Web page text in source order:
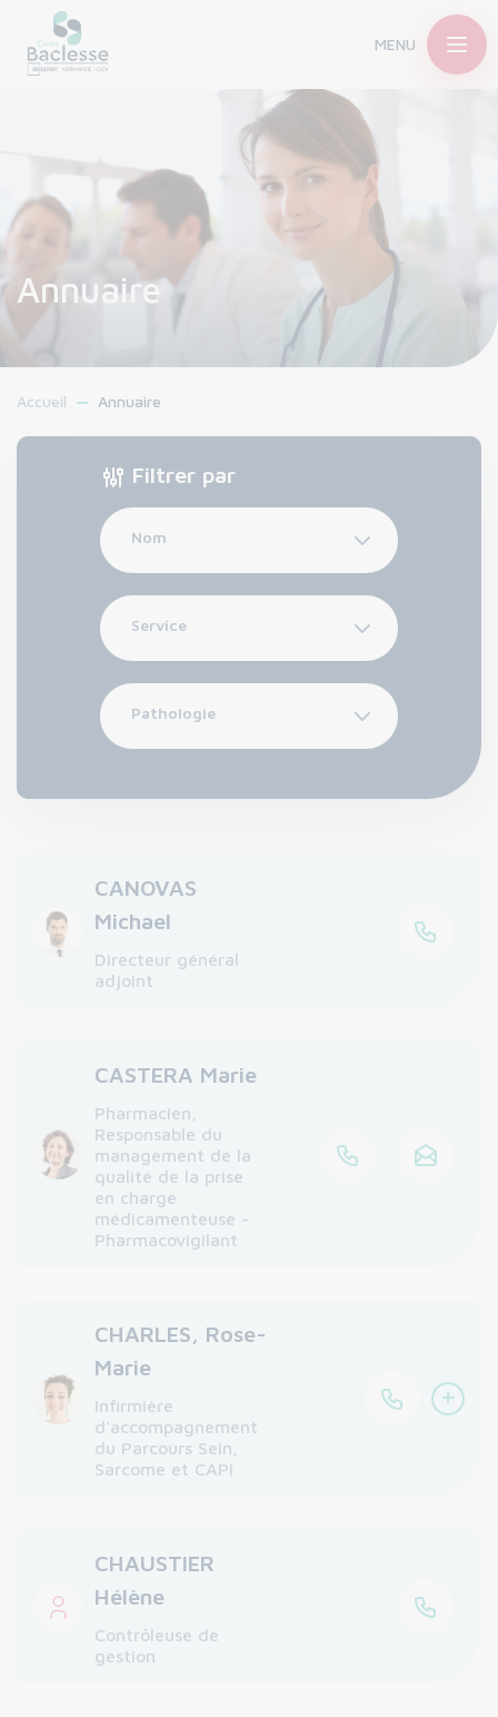
MENU
Annuaire
Accueil Annuaire
Filtrer par
Nom
Service
Pathologie
CANOVAS
Michael
Directeur général
adjoint
CASTERA Marie
Pharmacien,
Responsable du
management de la
qualité de la prise
en charge
médicamenteuse -
Pharmacovigilant
CHARLES, Rose-
Marie
Infirmière
d'accompagnement
du Parcours Sein,
Sarcome et CAPI
+
CHAUSTIER
Hélène
Contrôleuse de
gestion